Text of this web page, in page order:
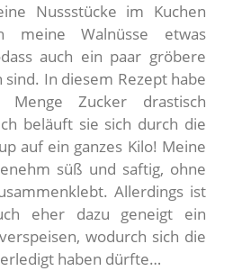
Nussstücke im Kuchen
meine Walnüsse etwas
auch ein paar gröbere
sind. In diesem Rezept habe
Zucker drastisch
beläuft sie sich durch die
auf ein ganzes Kilo! Meine
süß und saftig, ohne
Allerdings ist
eher dazu geneigt ein
wodurch sich die
haben dürfte…